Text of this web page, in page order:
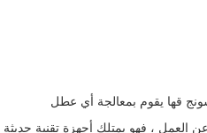
قها يقوم بمعالجة أي عطل
، فهو يمتلك أجهزة تقنية حديثة